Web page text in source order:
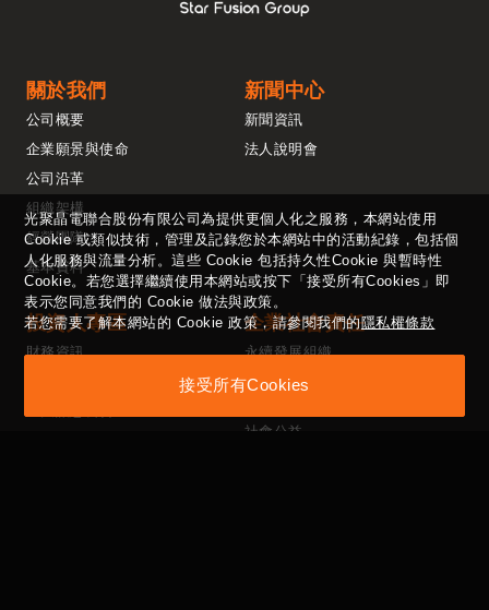
光聚晶電聯合股份有限公司為提供更個人化之服務，本網站使用
Cookie 或類似技術，管理及記錄您於本網站中的活動紀錄，包括個
人化服務與流量分析。這些 Cookie 包括持久性Cookie 與暫時性
Cookie。若您選擇繼續使用本網站或按下「接受所有Cookies」即
表示您同意我們的 Cookie 做法與政策。
若您需要了解本網站的 Cookie 政策，請參閱我們的隱私權條款
接受所有Cookies
關於我們
公司概要
企業願景與使命
公司沿革
組織架構
經營團隊
基本資料
新聞中心
新聞資訊
法人說明會
投資人專區
財務資訊
企業社會責任
永續發展組織
員工福利、保護措施、
社會公益